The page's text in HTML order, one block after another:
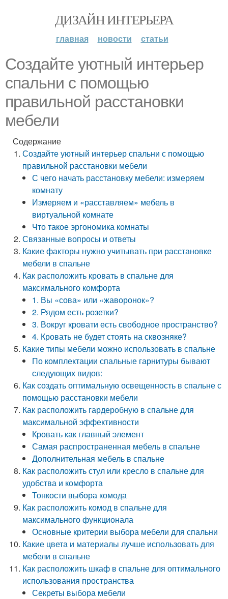
ДИЗАЙН ИНТЕРЬЕРА
главная новости статьи
Создайте уютный интерьер
спальни с помощью
правильной расстановки
мебели
Содержание
Создайте уютный интерьер спальни с помощью
правильной расстановки мебели
С чего начать расстановку мебели: измеряем
комнату
Измеряем и «расставляем» мебель в
виртуальной комнате
Что такое эргономика комнаты
Связанные вопросы и ответы
Какие факторы нужно учитывать при расстановке
мебели в спальне
Как расположить кровать в спальне для
максимального комфорта
1. Вы «сова» или «жаворонок»?
2. Рядом есть розетки?
3. Вокруг кровати есть свободное пространство?
4. Кровать не будет стоять на сквозняке?
Какие типы мебели можно использовать в спальне
По комплектации спальные гарнитуры бывают
следующих видов:
Как создать оптимальную освещенность в спальне с
помощью расстановки мебели
Как расположить гардеробную в спальне для
максимальной эффективности
Кровать как главный элемент
Самая распространенная мебель в спальне
Дополнительная мебель в спальне
Как расположить стул или кресло в спальне для
удобства и комфорта
Тонкости выбора комода
Как расположить комод в спальне для
максимального функционала
Основные критерии выбора мебели для спальни
Какие цвета и материалы лучше использовать для
мебели в спальне
Как расположить шкаф в спальне для оптимального
использования пространства
Секреты выбора мебели